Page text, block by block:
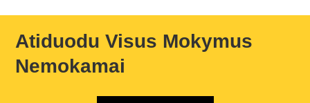
Atiduodu Visus Mokymus
Nemokamai